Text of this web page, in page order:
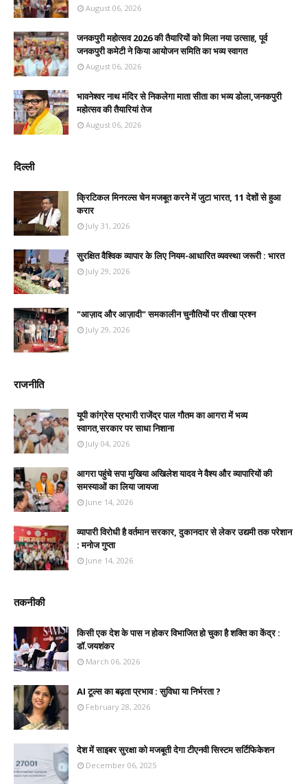
August 06, 2026
जनकपुरी महोत्सव 2026 की तैयारियों को मिला नया उत्साह, पूर्व
जनकपुरी कमेटी ने किया आयोजन समिति का भव्य स्वागत
August 06, 2026
भावनेश्वर नाथ मंदिर से निकलेगा माता सीता का भव्य डोला,जनकपुरी
महोत्सव की तैयारियां तेज
August 06, 2026
दिल्ली
क्रिटिकल मिनरल्स चेन मजबूत करने में जुटा भारत, 11 देशों से हुआ
करार
July 31, 2026
सुरक्षित वैश्विक व्यापार के लिए नियम-आधारित व्यवस्था जरूरी : भारत
July 29, 2026
"आज़ाद और आज़ादी" समकालीन चुनौतियों पर तीखा प्रश्न
July 29, 2026
राजनीति
यूपी कांग्रेस प्रभारी राजेंद्र पाल गौतम का आगरा में भव्य
स्वागत,सरकार पर साधा निशाना
July 04, 2026
आगरा पहुंचे सपा मुखिया अखिलेश यादव ने वैश्य और व्यापारियों की
समस्याओं का लिया जायजा
June 14, 2026
व्यापारी विरोधी है वर्तमान सरकार, दुकानदार से लेकर उद्यमी तक परेशान
: मनोज गुप्ता
June 14, 2026
तकनीकी
किसी एक देश के पास न होकर विभाजित हो चुका है शक्ति का केंद्र :
डॉ.जयशंकर
March 06, 2026
AI टूल्स का बढ़ता प्रभाव : सुविधा या निर्भरता ?
February 28, 2026
देश में साइबर सुरक्षा को मजबूती देगा टीएनवी सिस्टम सर्टिफिकेशन
December 06, 2025